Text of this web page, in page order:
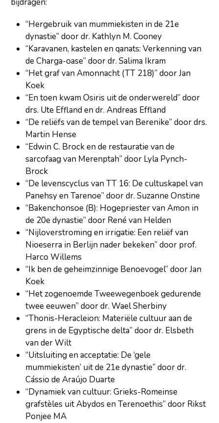
bijdragen:
“Hergebruik van mummiekisten in de 21e
dynastie” door dr. Kathlyn M. Cooney
“Karavanen, kastelen en qanats: Verkenning van
de Charga-oase” door dr. Salima Ikram
“Het graf van Amonnacht (TT 218)” door Jan
Koek
“En toen kwam Osiris uit de onderwereld” door
drs. Ute Effland en dr. Andreas Effland
“De reliëfs van de tempel van Berenike” door drs.
Martin Hense
“Edwin C. Brock en de restauratie van de
sarcofaag van Merenptah” door Lyla Pynch-
Brock
“De levenscyclus van TT 16: De cultuskapel van
Panehsy en Tarenoe” door dr. Suzanne Onstine
“Bakenchonsoe (B): Hogepriester van Amon in
de 20e dynastie” door René van Helden
“Nijloverstroming en irrigatie: Een reliëf van
Nioeserra in Berlijn nader bekeken” door prof.
Harco Willems
“Ik ben de geheimzinnige Benoevogel” door Jan
Koek
“Het zogenoemde Tweewegenboek gedurende
twee eeuwen” door dr. Wael Sherbiny
“Thonis-Heracleion: Materiële cultuur aan de
grens in de Egyptische delta” door dr. Elsbeth
van der Wilt
“Uitsluiting en acceptatie: De ‘gele
mummiekisten’ uit de 21e dynastie” door dr.
Cássio de Araújo Duarte
“Dynamiek van cultuur: Grieks-Romeinse
grafstèles uit Abydos en Terenoethis” door Rikst
Ponjee MA